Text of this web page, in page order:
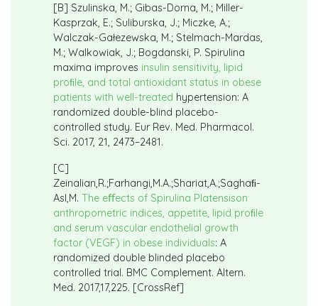
[B] Szulinska, M.; Gibas-Dorna, M.; Miller-
Kasprzak, E.; Suliburska, J.; Miczke, A.;
Walczak-Gałezewska, M.; Stelmach-Mardas,
M.; Walkowiak, J.; Bogdanski, P. Spirulina
maxima improves insulin sensitivity, lipid
proﬁle, and total antioxidant status in obese
patients with well-treated hypertension: A
randomized double-blind placebo-
controlled study. Eur Rev. Med. Pharmacol.
Sci. 2017, 21, 2473–2481.
[C]
Zeinalian,R.;Farhangi,M.A.;Shariat,A.;Saghaﬁ-
Asl,M. The eﬀects of Spirulina Platensison
anthropometric indices, appetite, lipid proﬁle
and serum vascular endothelial growth
factor (VEGF) in obese individuals: A
randomized double blinded placebo
controlled trial. BMC Complement. Altern.
Med. 2017,17,225. [CrossRef]